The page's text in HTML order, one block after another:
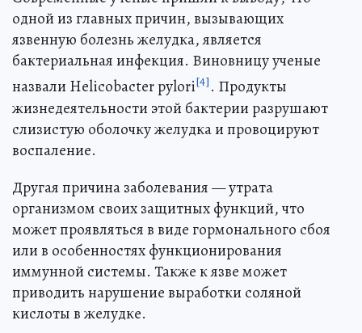
одной из главных причин, вызывающих
язвенную болезнь желудка, является
бактериальная инфекция. Виновницу ученые
назвали Helicobacter pylori[4]. Продукты
жизнедеятельности этой бактерии разрушают
слизистую оболочку желудка и провоцируют
воспаление.
Другая причина заболевания — утрата
организмом своих защитных функций, что
может проявляться в виде гормонального сбоя
или в особенностях функционирования
иммунной системы. Также к язве может
приводить нарушение выработки соляной
кислоты в желудке.